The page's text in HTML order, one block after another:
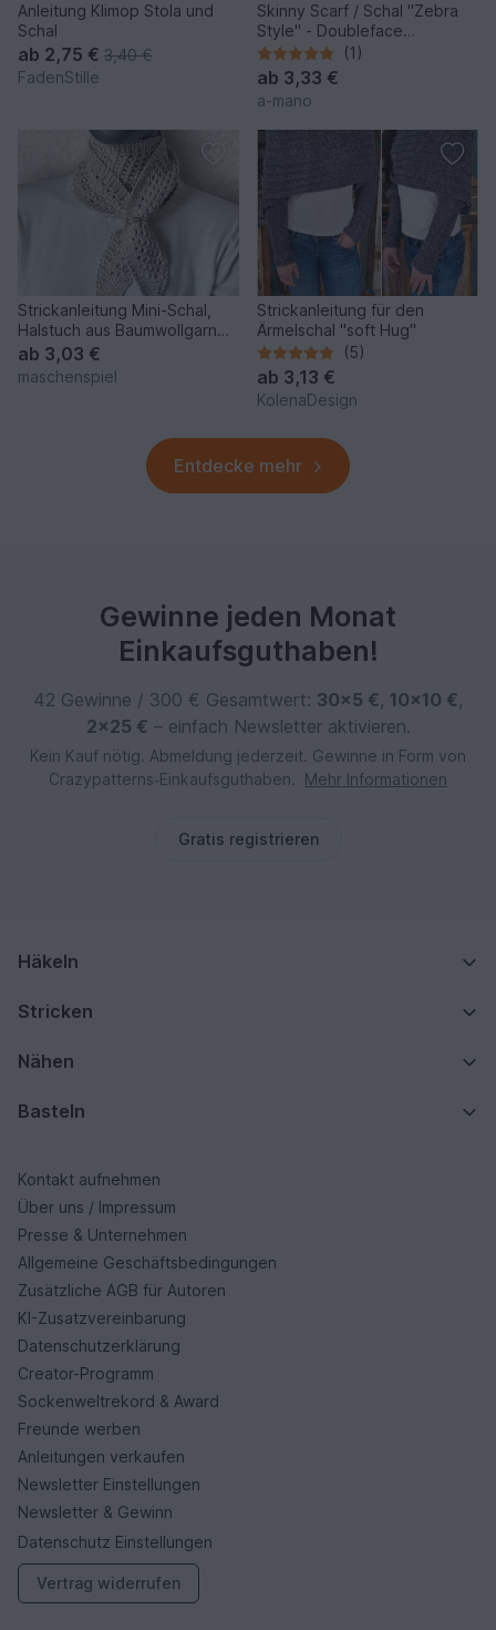
Anleitung Klimop Stola und
Schal
ab 2,75 € 3,40 €
FadenStille
Skinny Scarf / Schal "Zebra
Style" - Doubleface
Strickanleitung
(1)
ab 3,33 €
a-mano
Strickanleitung Mini-Schal,
Halstuch aus Baumwollgarn
ab 3,03 €
maschenspiel
Strickanleitung für den
Ärmelschal "soft Hug"
(5)
ab 3,13 €
KolenaDesign
Entdecke mehr
Gewinne jeden Monat
Einkaufsguthaben!
42 Gewinne / 300 € Gesamtwert: 30×5 €, 10×10 €,
2×25 € – einfach Newsletter aktivieren.
Kein Kauf nötig. Abmeldung jederzeit. Gewinne in Form von
Crazypatterns‑Einkaufsguthaben.
Mehr Informationen
Gratis registrieren
Häkeln
Stricken
Nähen
Basteln
Kontakt aufnehmen
Über uns / Impressum
Presse & Unternehmen
Allgemeine Geschäftsbedingungen
Zusätzliche AGB für Autoren
KI-Zusatzvereinbarung
Datenschutzerklärung
Creator-Programm
Sockenweltrekord & Award
Freunde werben
Anleitungen verkaufen
Newsletter Einstellungen
Newsletter & Gewinn
Datenschutz Einstellungen
Vertrag widerrufen